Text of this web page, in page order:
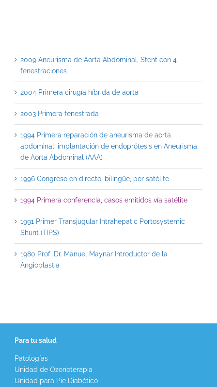
2009 Aneurisma de Aorta Abdominal, Stent con 4
fenestraciones
2004 Primera cirugía híbrida de aorta
2003 Primera fenestrada
1994 Primera reparación de aneurisma de aorta
abdominal, implantación de endoprótesis en Aneurisma
de Aorta Abdominal (AAA)
1996 Congreso en directo, bilingüe, por satélite
1994 Primera conferencia, casos emitidos vía satélite
1991 Primer Transjugular Intrahepatic Portosystemic
Shunt (TIPS)
1980 Prof. Dr. Manuel Maynar Introductor de la
Angioplastia
Para tu salud
Patologías
Unidad de Ozonoterapia
Unidad para Pie Diabético